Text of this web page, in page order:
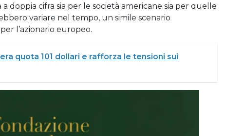
doppia cifra sia per le società americane sia per quelle
variare nel tempo, un simile scenario
l’azionario europeo.
quota 101 dollari e rafforza le tensioni sui